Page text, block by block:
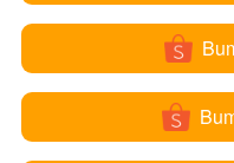
`
`